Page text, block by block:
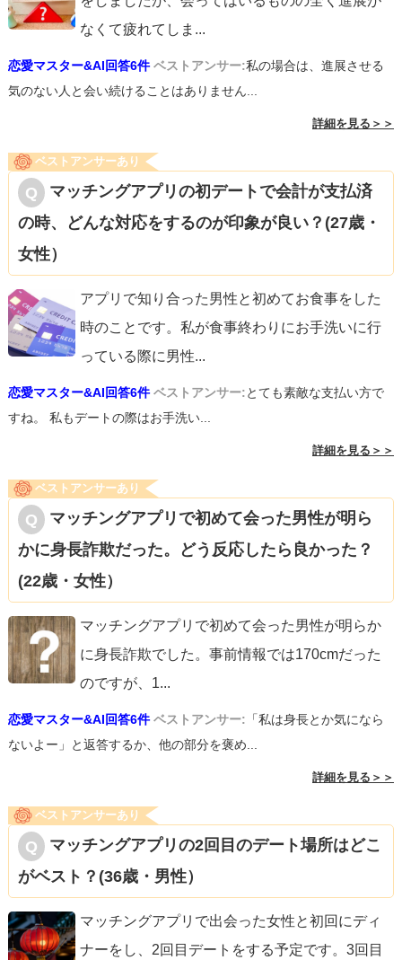
なくて疲れてしま ...
恋愛マスター&AI回答6件 ベストアンサー:私の場合は、進展させる
気のない人と会い続けることはありません...
詳細を見る＞＞
ベストアンサーあり
マッチングアプリの初デートで会計が支払済
の時、どんな対応をするのが印象が良い？(27歳・
女性）
アプリで知り合った男性と初めてお食事をした
時のことです。私が食事終わりにお手洗いに行
っている際に男性...
恋愛マスター&AI回答6件 ベストアンサー:とても素敵な支払い方で
すね。 私もデートの際はお手洗い...
詳細を見る＞＞
ベストアンサーあり
マッチングアプリで初めて会った男性が明ら
かに身長詐欺だった。どう反応したら良かった？
(22歳・女性）
マッチングアプリで初めて会った男性が明らか
に身長詐欺でした。事前情報では170cmだった
のですが、1...
恋愛マスター&AI回答6件 ベストアンサー: 「私は身長とか気になら
ないよー」と返答するか、他の部分を褒め...
詳細を見る＞＞
ベストアンサーあり
マッチングアプリの2回目のデート場所はどこ
がベスト？(36歳・男性）
マッチングアプリで出会った女性と初回にディ
ナーをし、2回目デートをする予定です。3回目